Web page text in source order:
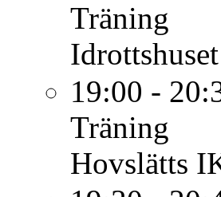
Träning
19:00 -
Träning
Hovslätts